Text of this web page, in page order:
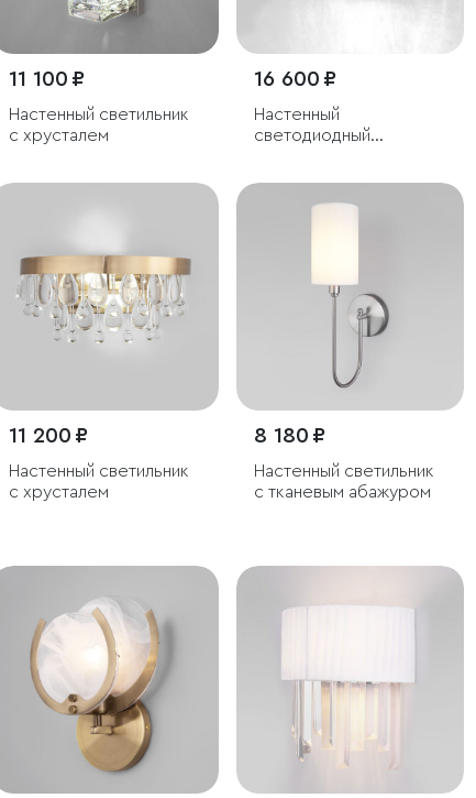
11 100 ₽
Настенный светильник
с хрусталем
16 600 ₽
Настенный
cветодиодный
11 200 ₽
Настенный светильник
с хрусталем
8 180 ₽
Настенный светильник
с тканевым абажуром